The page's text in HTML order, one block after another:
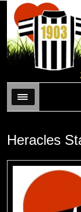
Menu
Heracles